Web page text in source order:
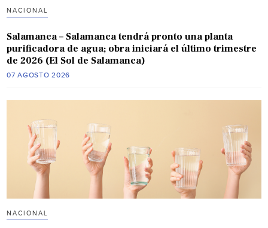
NACIONAL
Salamanca – Salamanca tendrá pronto una planta
purificadora de agua; obra iniciará el último trimestre
de 2026 (El Sol de Salamanca)
07 AGOSTO 2026
NACIONAL